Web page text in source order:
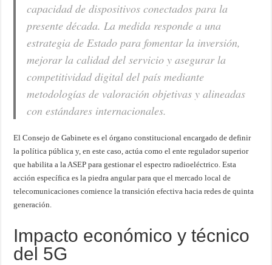
capacidad de dispositivos conectados para la
presente década. La medida responde a una
estrategia de Estado para fomentar la inversión,
mejorar la calidad del servicio y asegurar la
competitividad digital del país mediante
metodologías de valoración objetivas y alineadas
con estándares internacionales.
El Consejo de Gabinete es el órgano constitucional encargado de definir
la política pública y, en este caso, actúa como el ente regulador superior
que habilita a la ASEP para gestionar el espectro radioeléctrico. Esta
acción específica es la piedra angular para que el mercado local de
telecomunicaciones comience la transición efectiva hacia redes de quinta
generación.
Impacto económico y técnico
del 5G